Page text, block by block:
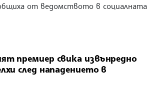
от ведомството в социалната
премиер свика извънредно
след нападението в